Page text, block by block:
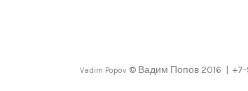
Vadim Popov © Вадим Попов 2016 | +7-